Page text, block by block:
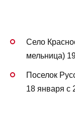
Село
мельница)
Поселок
18 января с